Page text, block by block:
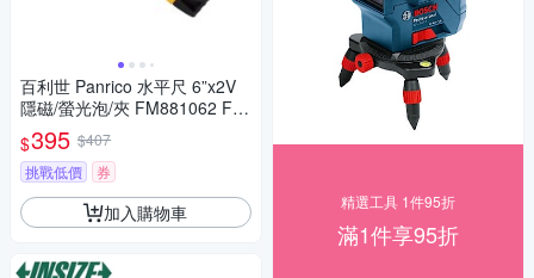
百利世 Panrico 水平尺 6”x2V
隱磁/螢光泡/夾 FM881062 FM
881062
$395 $407
挑戰低價
券
加入購物車 精選工具 1件95折
滿1件享95折